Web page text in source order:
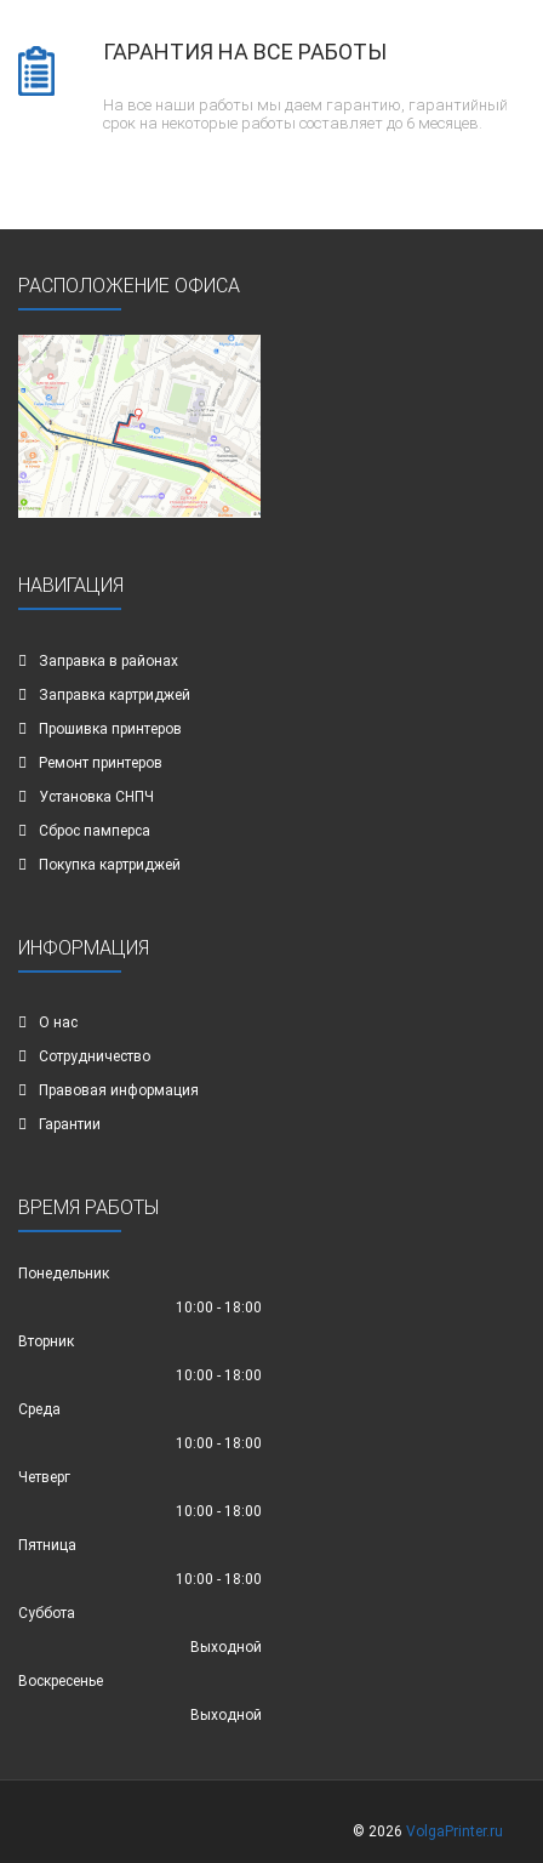
ГАРАНТИЯ НА ВСЕ РАБОТЫ
На все наши работы мы даем гарантию, гарантийный
срок на некоторые работы составляет до 6 месяцев.
РАСПОЛОЖЕНИЕ ОФИСА
НАВИГАЦИЯ
Заправка в районах
Заправка картриджей
Прошивка принтеров
Ремонт принтеров
Установка СНПЧ
Сброс памперса
Покупка картриджей
ИНФОРМАЦИЯ
О нас
Сотрудничество
Правовая информация
Гарантии
ВРЕМЯ РАБОТЫ
Понедельник
10:00 - 18:00
Вторник
10:00 - 18:00
Среда
10:00 - 18:00
Четверг
10:00 - 18:00
Пятница
10:00 - 18:00
Суббота
Выходной
Воскресенье
Выходной
© 2026 VolgaPrinter.ru